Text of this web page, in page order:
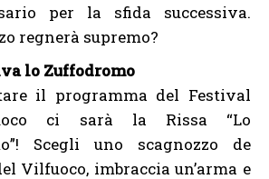
per la sfida successiva.
regnerà supremo?
lo Zuffodromo
il programma del Festival
ci sarà la Rissa “Lo
Scegli uno scagnozzo de
Vilfuoco, imbraccia un’arma e